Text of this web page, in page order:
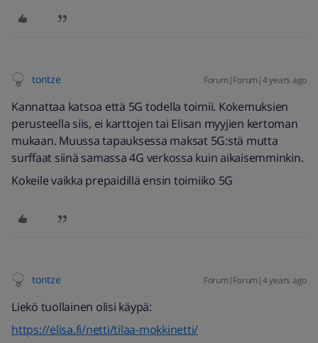
tontze Forum|Forum|4 years ago
Kannattaa katsoa että 5G todella toimii. Kokemuksien
perusteella siis, ei karttojen tai Elisan myyjien kertoman
mukaan. Muussa tapauksessa maksat 5G:stä mutta
surffaat siinä samassa 4G verkossa kuin aikaisemminkin.
Kokeile vaikka prepaidillä ensin toimiiko 5G
tontze Forum|Forum|4 years ago
Liekö tuollainen olisi käypä:
https://elisa.fi/netti/tilaa-mokkinetti/